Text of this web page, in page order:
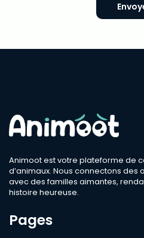
Animoot est votre plateforme de
d’animaux. Nous connectons des
avec des familles aimantes,
histoire heureuse.
Pages